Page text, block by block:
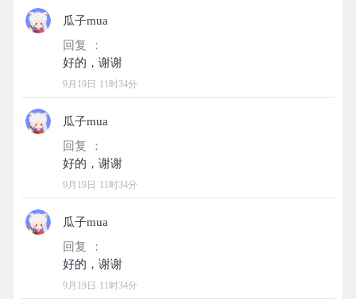
瓜子mua
回复 ：
9月19日 11时34分
瓜子mua
回复 ：
9月19日 11时34分
瓜子mua
回复 ：
9月19日 11时34分